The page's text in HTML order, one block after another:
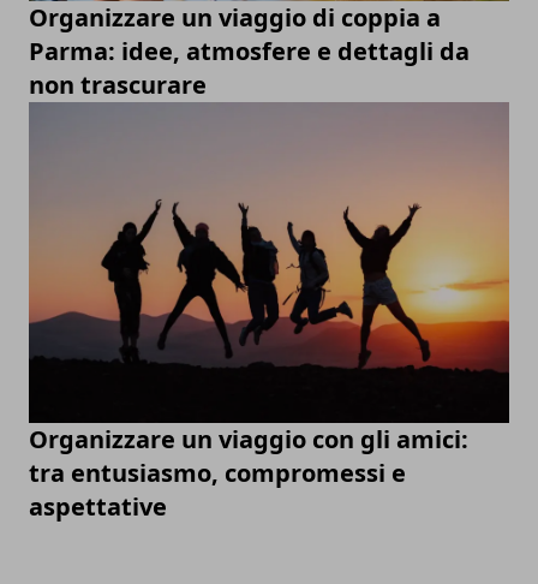
Organizzare un viaggio di coppia a
Parma: idee, atmosfere e dettagli da
non trascurare
Organizzare un viaggio con gli amici:
tra entusiasmo, compromessi e
aspettative